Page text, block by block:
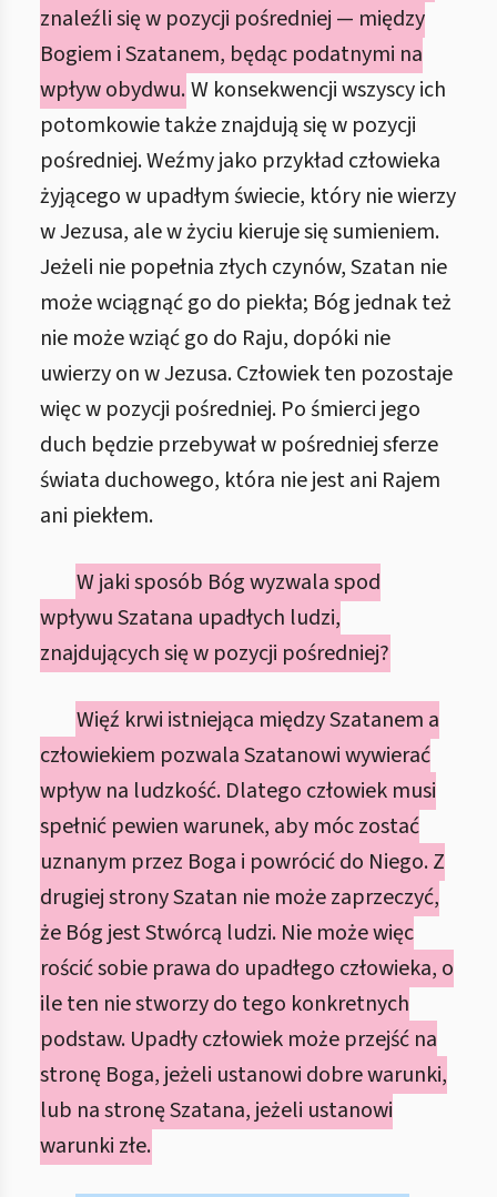
znaleźli się w pozycji pośredniej — między
Bogiem i Szatanem, będąc podatnymi na
wpływ obydwu.W konsekwencji wszyscy ich
potomkowie także znajdują się w pozycji
pośredniej. Weźmy jako przykład człowieka
żyjącego w upadłym świecie, który nie wierzy
w Jezusa, ale w życiu kieruje się sumieniem.
Jeżeli nie popełnia złych czynów, Szatan nie
może wciągnąć go do piekła; Bóg jednak też
nie może wziąć go do Raju, dopóki nie
uwierzy on w Jezusa. Człowiek ten pozostaje
więc w pozycji pośredniej. Po śmierci jego
duch będzie przebywał w pośredniej sferze
świata duchowego, która nie jest ani Rajem
ani piekłem.
W jaki sposób Bóg wyzwala spod
wpływu Szatana upadłych ludzi,
znajdujących się w pozycji pośredniej?
Więź krwi istniejąca między Szatanem a
człowiekiem pozwala Szatanowi wywierać
wpływ na ludzkość. Dlatego człowiek musi
spełnić pewien warunek, aby móc zostać
uznanym przez Boga i powrócić do Niego. Z
drugiej strony Szatan nie może zaprzeczyć,
że Bóg jest Stwórcą ludzi. Nie może więc
rościć sobie prawa do upadłego człowieka, o
ile ten nie stworzy do tego konkretnych
podstaw. Upadły człowiek może przejść na
stronę Boga, jeżeli ustanowi dobre warunki,
lub na stronę Szatana, jeżeli ustanowi
warunki złe.